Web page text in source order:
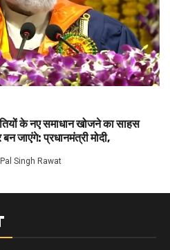
के नए समाधान खोजने का साहस
जाएंगे: प्रधानमंत्री मोदी,
Singh Rawat